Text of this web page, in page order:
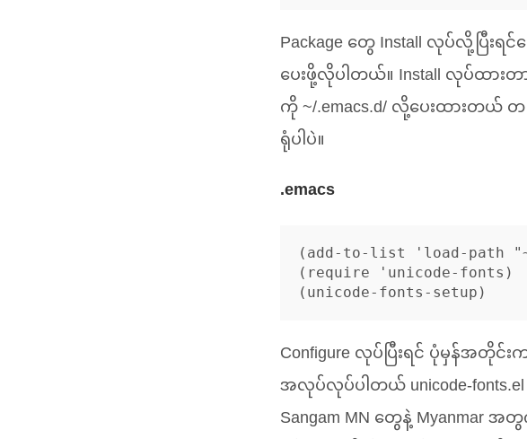
Package တွေ Install လုပ်လို့ပြီးရ
ပေးဖို့လိုပါတယ်။ Install လုပ်ထား
ကို ~/.emacs.d/ လို့ပေးထားတယ် တ
ရုံပါပဲ။
.emacs
(add-to-list 'load-path
(require 'unicode-fonts)
Configure လုပ်ပြီးရင် ပုံမှန်အတိုင်း
အလုပ်လုပ်ပါတယ် unicode-fonts.el
SangamMNတွေနဲ့ Myanmar အ